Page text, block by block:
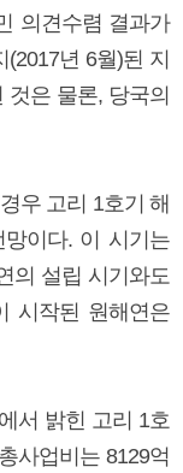
의견수렴 결과가
년 6월)된 지
것은 물론, 당국의
우 고리 1호기 해
이다. 이 시기는
의 설립 시기와도
시작된 원해연은
서 밝힌 고리 1호
사업비는 8129억